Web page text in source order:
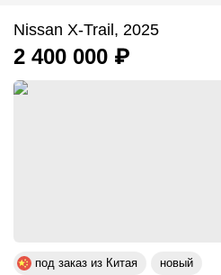
Nissan X-Trail, 2025
2 400 000 ₽
под заказ из Китая новый